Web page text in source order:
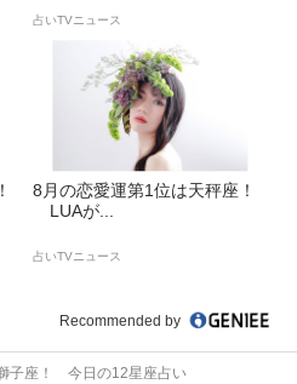
占いTVニュース
8月の恋愛運第1位は天秤座！
LUAが...
占いTVニュース
Recommended by
子座！ 今日の12星座占い